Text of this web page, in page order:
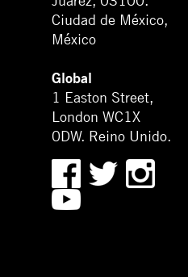
Ciudad de México,
México
Global
1 Easton Street,
London WC1X
0DW. Reino Unido.